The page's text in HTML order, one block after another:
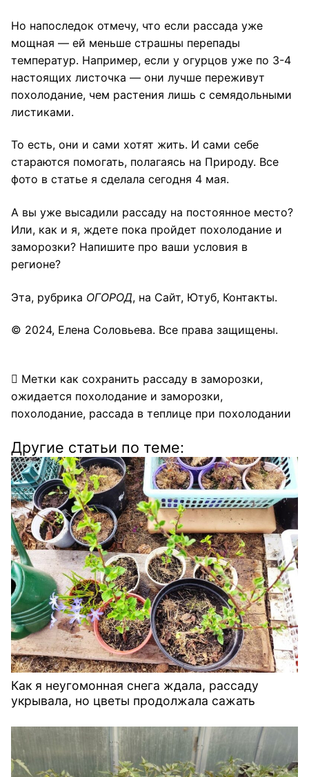
Но напоследок отмечу, что если рассада уже
мощная — ей меньше страшны перепады
температур. Например, если у огурцов уже по 3-4
настоящих листочка — они лучше переживут
похолодание, чем растения лишь с семядольными
листиками.
То есть, они и сами хотят жить. И сами себе
стараются помогать, полагаясь на Природу. Все
фото в статье я сделала сегодня 4 мая.
А вы уже высадили рассаду на постоянное место?
Или, как и я, ждете пока пройдет похолодание и
заморозки? Напишите про ваши условия в
регионе?
Эта, рубрика ОГОРОД, на Сайт, Ютуб, Контакты.
© 2024, Елена Соловьева. Все права защищены.
Метки как сохранить рассаду в заморозки,
ожидается похолодание и заморозки,
похолодание, рассада в теплице при похолодании
Другие статьи по теме:
Как я неугомонная снега ждала, рассаду
укрывала, но цветы продолжала сажать